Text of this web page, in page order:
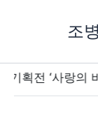
조
획전 ‘사랑의